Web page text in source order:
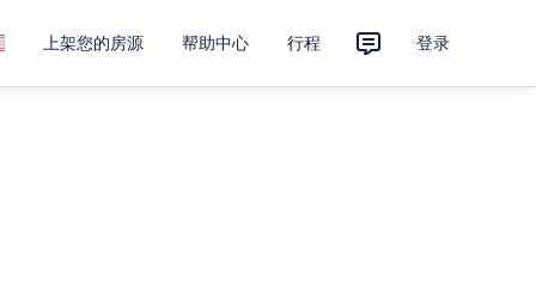
上架您的房源 帮助中心 行程 登录